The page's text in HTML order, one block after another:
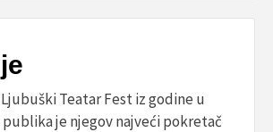
Teatar Fest iz godine u
je njegov najveći pokretač